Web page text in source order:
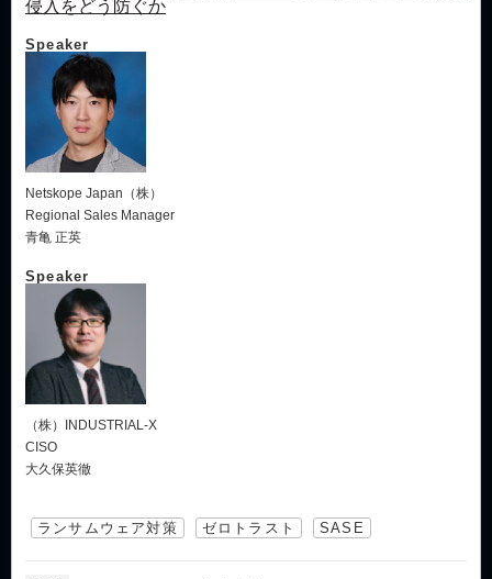
侵入をどう防ぐか
Speaker
Netskope Japan（株）
Regional Sales Manager
青亀 正英
Speaker
（株）INDUSTRIAL-X
CISO
大久保英徹
ランサムウェア対策 ゼロトラスト SASE